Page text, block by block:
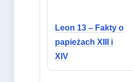
Leon 13 – Fakty o
papieżach XIII i
XIV